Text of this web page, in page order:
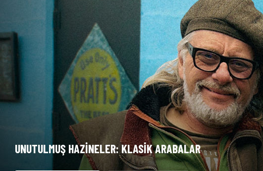
UNUTULMUŞ HAZİNELER: KLASİK ARABALAR